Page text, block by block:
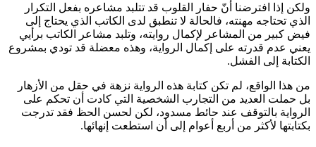
ولكن إذا افترضنا أنّ حفار القلوب قد تتلبد مشاعره بفعل التكرار
الذي تحتاجه مهنته، فالحالة لا تنطبق لدى الكاتب الذي يحتاج إلى
فيض كبير من المشاعر لإكمال روايته، وتلبد مشاعر الكاتب برأيي
يعني عدم قدرته على إكمال الرواية، وهذه معضلة قد تودي بمشروع
الكتابة إلى الفشل.
من هذا الواقع، لم تكن كتابة هذه الرواية نزهة في حقل من الأزهار
بل حملت العديد من التجارب الشخصية التي كادت أن تحكم على
الرواية بالتوقف عند حائط مسدود، لكن لحسن الحظ فقد تدرجت
بكتابتها لأكثر من أربع أعوام إلى أن استطعت إنهائها.